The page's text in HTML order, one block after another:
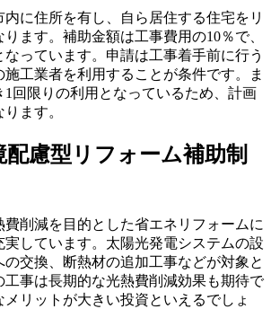
に住所を有し、自ら居住する住宅をリ
ます。補助金額は工事費用の10％で、
なっています。申請は工事着手前に行う
工業者を利用することが条件です。ま
1回限りの利用となっているため、計画
ます。
慮型リフォーム補助制
削減を目的とした省エネリフォームに
しています。太陽光発電システムの設
交換、断熱材の追加工事などが対象と
工事は長期的な光熱費削減効果も期待で
リットが大きい投資といえるでしょ